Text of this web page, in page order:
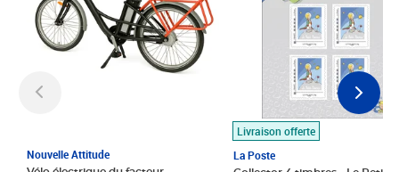
Nouvelle Attitude
Livraison offerte
La Poste